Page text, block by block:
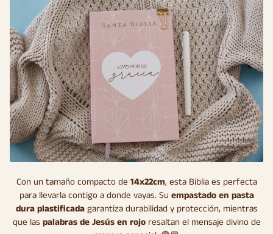
Con un tamaño compacto de 14x22cm, esta Biblia es perfecta
para llevarla contigo a donde vayas. Su empastado en pasta
dura plastificadagarantiza durabilidad y protección, mientras
que las palabras de Jesús en rojoresaltan el mensaje divino de